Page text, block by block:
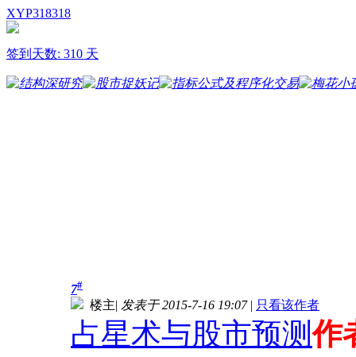
XYP318318
签到天数: 310 天
7#
楼主| 发表于 2015-7-16 19:07 | 只看该作者
占星术与股市预测作